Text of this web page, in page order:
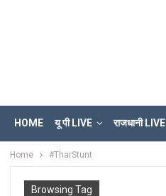
HOME यू पी LIVE राजधानी LIVE
Home #TharStunt
Browsing Tag